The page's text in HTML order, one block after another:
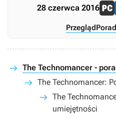
28 czerwca 2016
Przegląd
The Technomancer -
The Technomancer:
The
umiejętności